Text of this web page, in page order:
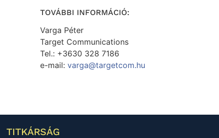
TOVÁBBI INFORMÁCIÓ:
Varga Péter
Target Communications
Tel.: +3630 328 7186
e-mail:varga@targetcom.hu
TITKÁRSÁG